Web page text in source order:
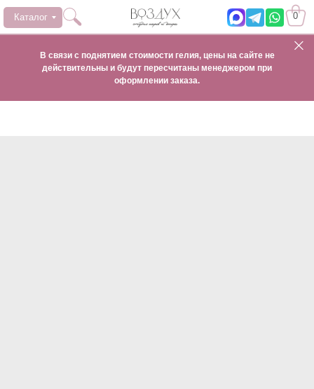
0
Каталог
В связи с поднятием стоимости гелия, цены на сайте не
действительны и будут пересчитаны менеджером при
оформлении заказа.